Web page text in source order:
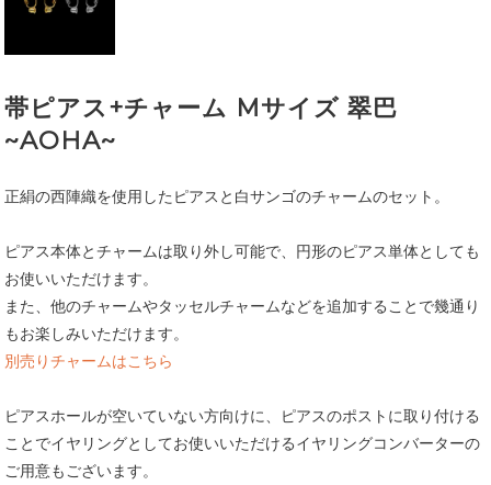
帯ピアス+チャーム Mサイズ 翠巴
~AOHA~
正絹の西陣織を使用したピアスと白サンゴのチャームのセット。
ピアス本体とチャームは取り外し可能で、円形のピアス単体としても
お使いいただけます。
また、他のチャームやタッセルチャームなどを追加することで幾通り
もお楽しみいただけます。
別売りチャームはこちら
ピアスホールが空いていない方向けに、ピアスのポストに取り付ける
ことでイヤリングとしてお使いいただけるイヤリングコンバーターの
ご用意もございます。